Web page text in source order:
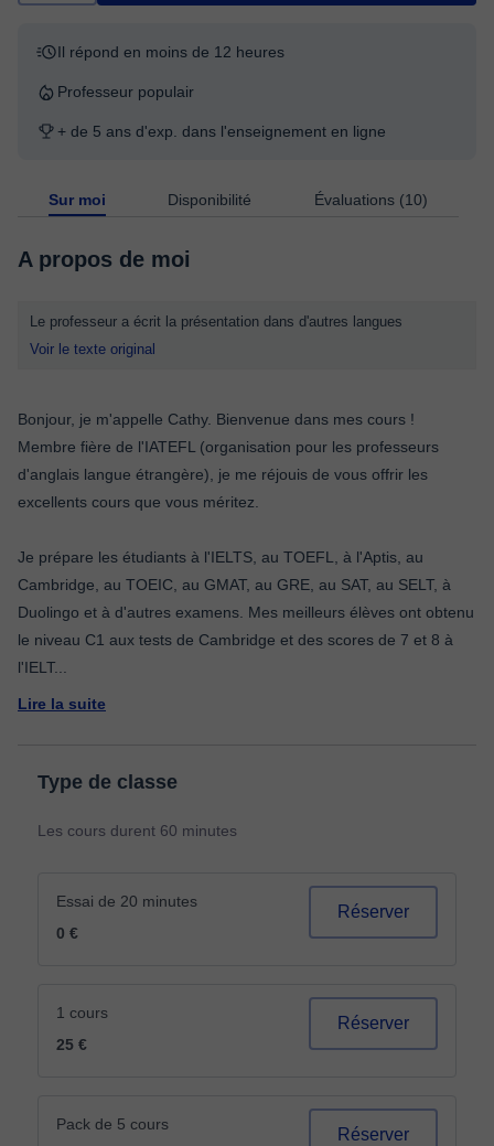
Il répond en moins de 12 heures
Professeur populair
+ de 5 ans d'exp. dans l'enseignement en ligne
Sur moi Disponibilité Évaluations (10)
A propos de moi
Le professeur a écrit la présentation dans d'autres langues
Voir le texte original
Bonjour, je m'appelle Cathy. Bienvenue dans mes cours !
Membre fière de l'IATEFL (organisation pour les professeurs
d'anglais langue étrangère), je me réjouis de vous offrir les
excellents cours que vous méritez.
Je prépare les étudiants à l'IELTS, au TOEFL, à l'Aptis, au
Cambridge, au TOEIC, au GMAT, au GRE, au SAT, au SELT, à
Duolingo et à d'autres examens. Mes meilleurs élèves ont obtenu
le niveau C1 aux tests de Cambridge et des scores de 7 et 8 à
l'IELT...
Lire la suite
Type de classe
Les cours durent 60 minutes
Essai de 20 minutes
0 €
Réserver
1 cours
25 €
Réserver
Pack de 5 cours
Réserver